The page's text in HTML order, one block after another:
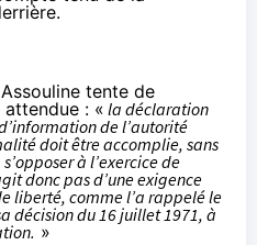
tente de
: « la déclaration
de l’autorité
doit être accomplie, sans
à l’exercice de
donc pas d’une exigence
liberté, comme l’a rappelé le
décision du 16 juillet 1971, à
»